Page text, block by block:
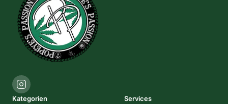
Kategorien
Services